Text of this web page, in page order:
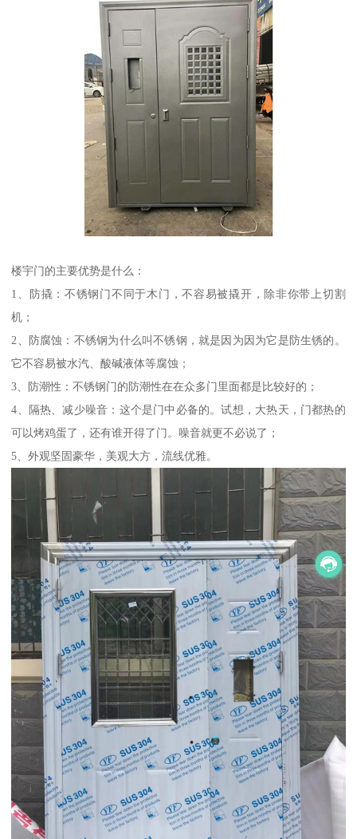
楼宇门的主要优势是什么：
1、防撬：不锈钢门不同于木门，不容易被撬开，除非你带上切割
机；
2、防腐蚀：不锈钢为什么叫不锈钢，就是因为因为它是防生锈的。
它不容易被水汽、酸碱液体等腐蚀；
3、防潮性：不锈钢门的防潮性在在众多门里面都是比较好的；
4、隔热、减少噪音：这个是门中必备的。试想，大热天，门都热的
可以烤鸡蛋了，还有谁开得了门。噪音就更不必说了；
5、外观坚固豪华，美观大方，流线优雅。